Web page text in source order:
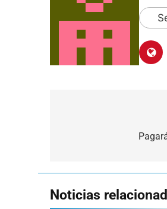
Noticias